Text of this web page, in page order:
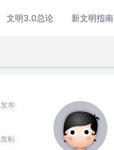
文明3.0总论 新文明指南
发布
发帖